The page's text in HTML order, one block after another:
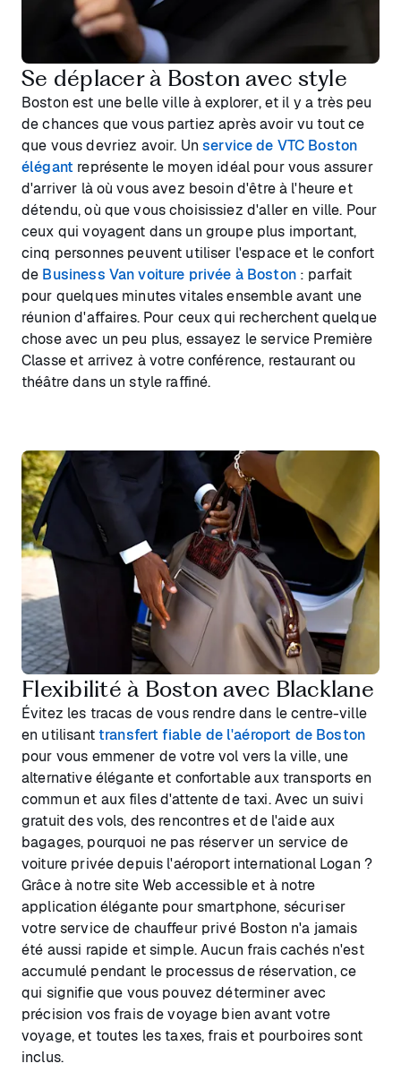
Se déplacer à Boston avec style
Boston est une belle ville à explorer, et il y a très peu
de chances que vous partiez après avoir vu tout ce
que vous devriez avoir. Unservice de VTC Boston
élégant représente le moyen idéal pour vous assurer
d'arriver là où vous avez besoin d'être à l'heure et
détendu, où que vous choisissiez d'aller en ville. Pour
ceux qui voyagent dans un groupe plus important,
cinq personnes peuvent utiliser l'espace et le confort
de Business Van voiture privée à Boston: parfait
pour quelques minutes vitales ensemble avant une
réunion d'affaires. Pour ceux qui recherchent quelque
chose avec un peu plus, essayez le service Première
Classe et arrivez à votre conférence, restaurant ou
théâtre dans un style raffiné.
Flexibilité à Boston avec Blacklane
Évitez les tracas de vous rendre dans le centre-ville
en utilisanttransfert fiable de l'aéroport de Boston
pour vous emmener de votre vol vers la ville, une
alternative élégante et confortable aux transports en
commun et aux files d'attente de taxi. Avec un suivi
gratuit des vols, des rencontres et de l'aide aux
bagages, pourquoi ne pas réserver un service de
voiture privée depuis l'aéroport international Logan ?
Grâce à notre site Web accessible et à notre
application élégante pour smartphone, sécuriser
votre service de chauffeur privé Boston n'a jamais
été aussi rapide et simple. Aucun frais cachés n'est
accumulé pendant le processus de réservation, ce
qui signifie que vous pouvez déterminer avec
précision vos frais de voyage bien avant votre
voyage, et toutes les taxes, frais et pourboires sont
inclus.